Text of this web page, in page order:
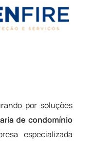
por soluções
de condomínio
especializada